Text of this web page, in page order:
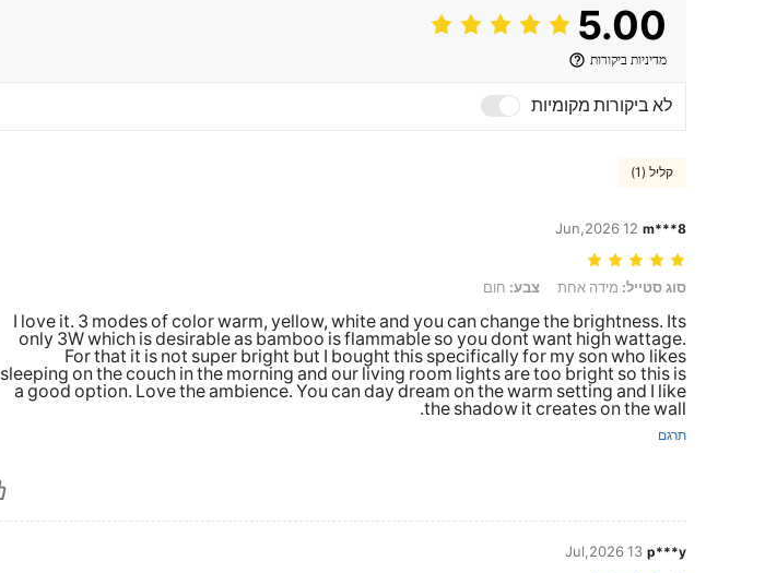
5.00
מדיניות ביקורות
לא ביקורות מקומיות
קליל (1)
m***8
12 Jun,2026
סוג סטייל: מידה אחת, צבע: חום
סוג סטייל: מידה אחת צבע: חום
I love it. 3 modes of color warm, yellow, white and you can change the brightness. Its
only 3W which is desirable as bamboo is flammable so you dont want high wattage.
For that it is not super bright but I bought this specifically for my son who likes
sleeping on the couch in the morning and our living room lights are too bright so this is
a good option. Love the ambience. You can day dream on the warm setting and I like
the shadow it creates on the wall.
תרגם
p***y
13 Jul,2026